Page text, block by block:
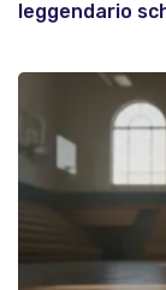
leggendario